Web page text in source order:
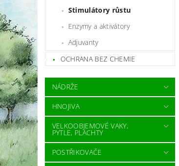
Stimulátory růstu
Enzymy a aktivátory
Adjuvanty
OCHRANA BEZ CHEMIE
NÁDRŽE
HNOJIVA
VELKOOBJEMOVÉ VAKY,
PYTLE, PLACHTY
POSTŘIKOVAČE